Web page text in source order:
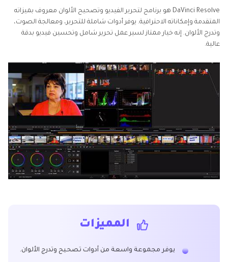
DaVinci Resolve هو برنامج لتحرير الفيديو وتصحيح الألوان معروف بميزاته
المتقدمة وإمكاناته الاحترافية. يوفر أدوات شاملة للتحرير، ومعالجة الصوت،
وتدرج الألوان. إنه خيار ممتاز لسير عمل تحرير شامل وتحسين فيديو بدقة
عالية.
المميزات
يوفر مجموعة واسعة من أدوات تصحيح وتدرج الألوان.